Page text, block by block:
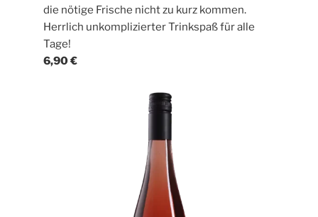
die nötige Frische nicht zu kurz kommen.
Herrlich unkomplizierter Trinkspaß für alle
Tage!
6,90 €